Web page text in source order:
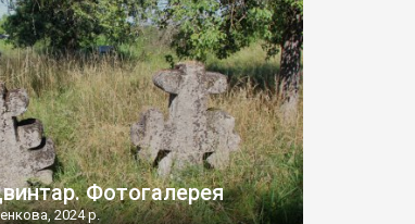
Фотогалерея
2024 р.